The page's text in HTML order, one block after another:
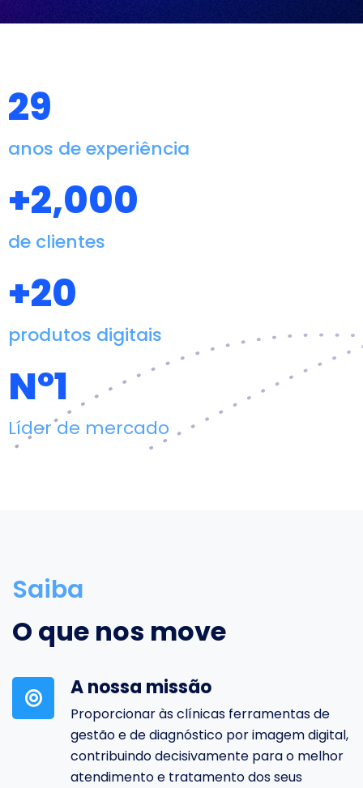
29
anos de experiência
+2,000
de clientes
+20
produtos digitais
Nº1
Líder de mercado
Saiba
O que nos move
A nossa missão
Proporcionar às clínicas ferramentas de
gestão e de diagnóstico por imagem digital,
contribuindo decisivamente para o melhor
atendimento e tratamento dos seus